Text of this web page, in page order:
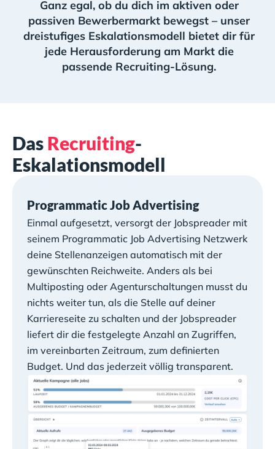
Ganz egal, ob du dich im aktiven oder
passiven Bewerbermarkt bewegst – unser
dreistufiges Eskalationsmodell bietet dir für
jede Herausforderung am Markt die
passende Recruiting-Lösung.
DasRecruiting-
Eskalationsmodell
Programmatic Job Advertising
Einmal aufgesetzt, versorgt der Jobspreader mit
seinem Programmatic Job Advertising Netzwerk
deine Stellenanzeigen automatisch mit der
gewünschten Reichweite. Anders als bei
Multiposting oder Agenturschaltungen musst du
nichts weiter tun, als die Stelle auf deiner
Karriereseite zu schalten und der Jobspreader
liefert dir die festgelegte Anzahl an Zugriffen,
im vereinbarten Zeitraum, zum definierten
Budget. Und das jederzeit völlig transparent.